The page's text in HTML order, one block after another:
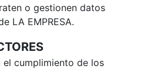
o gestionen datos
LA EMPRESA.
el cumplimiento de los